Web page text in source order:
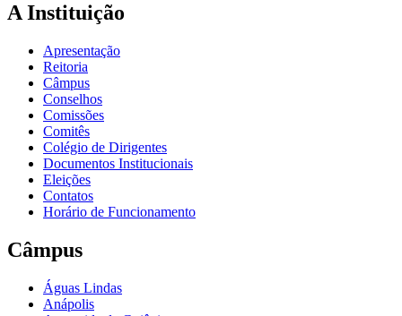
A Instituição
Apresentação
Reitoria
Câmpus
Conselhos
Comissões
Comitês
Colégio de Dirigentes
Documentos Institucionais
Eleições
Contatos
Horário de Funcionamento
Câmpus
Águas Lindas
Anápolis